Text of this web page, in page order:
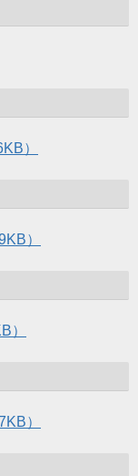
）
）
）
）